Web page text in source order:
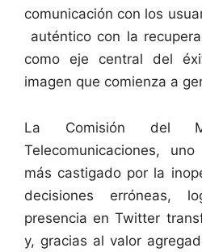
comunicación con los
auténtico con la
como eje central del
imagen que comienza a
La Comisión del
Telecomunicaciones,
más castigado por la
decisiones erróneas,
presencia en Twitter
y, gracias al valor